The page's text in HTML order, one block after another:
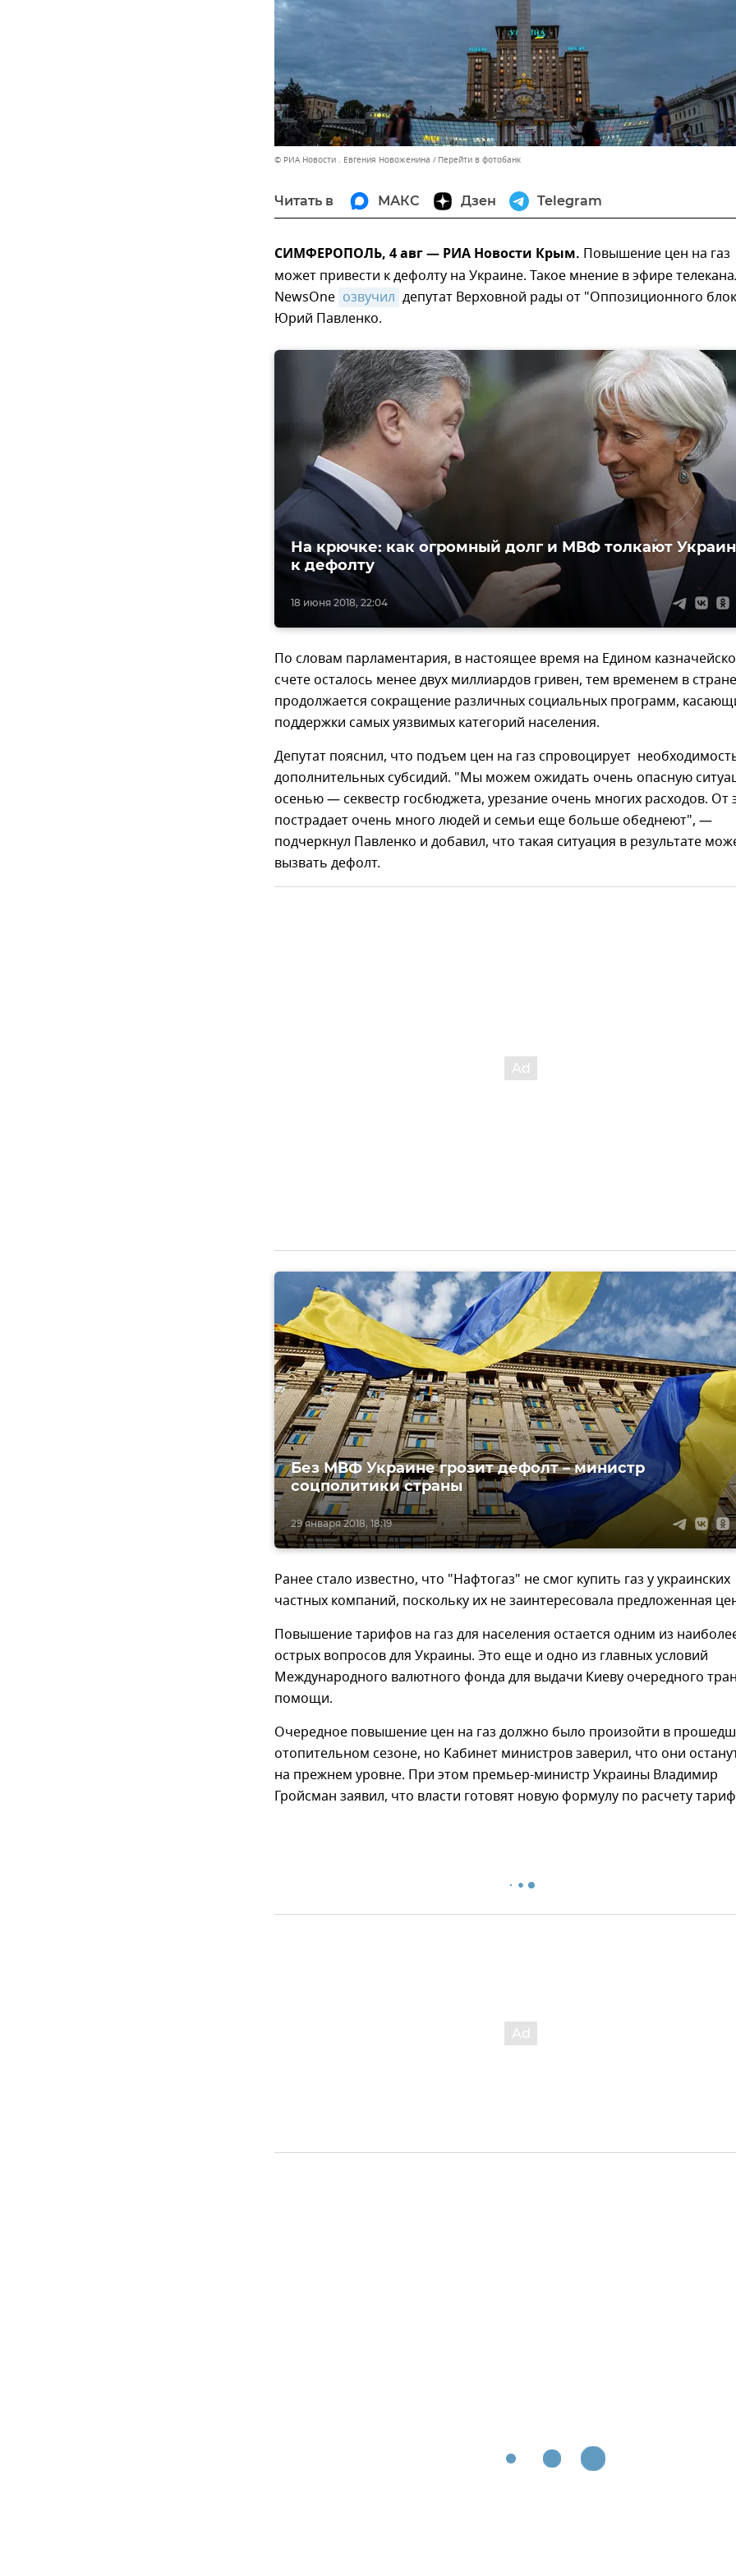
© РИА Новости . Евгения Новоженина Перейти в фотобанк
Читать в МАКС Дзен Telegram
СИМФЕРОПОЛЬ, 4 авг — РИА Новости Крым. Повышение цен на газ
может привести к дефолту на Украине. Такое мнение в эфире
NewsOne озвучил депутат Верховной рады от "Оппозиционного
Юрий Павленко.
18 июня 2018, 22:04
На крючке: как огромный долг и МВФ толкают
к дефолту
По словам парламентария, в настоящее время на Едином
счете осталось менее двух миллиардов гривен, тем временем в стране
продолжается сокращение различных социальных программ,
поддержки самых уязвимых категорий населения.
Депутат пояснил, что подъем цен на газ спровоцирует
дополнительных субсидий. "Мы можем ожидать очень опасную
осенью — секвестр госбюджета, урезание очень многих расходов. От
пострадает очень много людей и семьи еще больше обеднеют", —
подчеркнул Павленко и добавил, что такая ситуация в результате
вызвать дефолт.
29 января 2018, 18:19
Без МВФ Украине грозит дефолт – министр
соцполитики страны
Ранее стало известно, что "Нафтогаз" не смог купить газ у украинских
частных компаний, поскольку их не заинтересовала предложенная
Повышение тарифов на газ для населения остается одним из
острых вопросов для Украины. Это еще и одно из главных условий
Международного валютного фонда для выдачи Киеву очередного
помощи.
Очередное повышение цен на газ должно было произойти в
отопительном сезоне, но Кабинет министров заверил, что они
на прежнем уровне. При этом премьер-министр Украины Владимир
Гройсман заявил, что власти готовят новую формулу по расчету